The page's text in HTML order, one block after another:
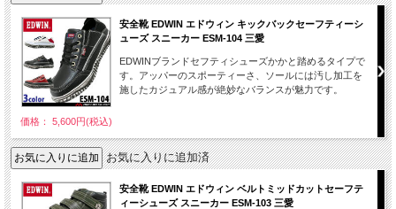
安全靴 EDWIN エドウィン キックバックセーフティーシ
ューズ スニーカー ESM-104 三愛
EDWINブランドセフティシューズかかと踏めるタイプで
す。アッパーのスポーティーさ、ソールには汚し加工を
施したカジュアル感が絶妙なバランスが魅力です。
価格： 5,600円(税込)
お気に入りに追加済
安全靴 EDWIN エドウィン ベルトミッドカットセーフテ
ィーシューズ スニーカー ESM-103 三愛